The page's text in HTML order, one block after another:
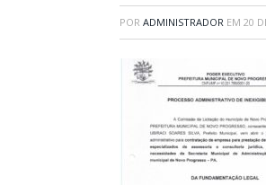
POR ADMINISTRADOR EM 20